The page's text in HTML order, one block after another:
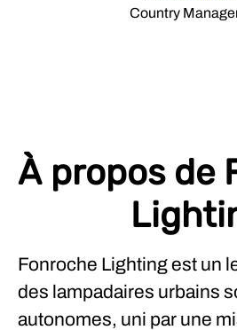
Country
À propos de
Fonroche Lighting est un
des lampadaires urbains
autonomes, uni par une